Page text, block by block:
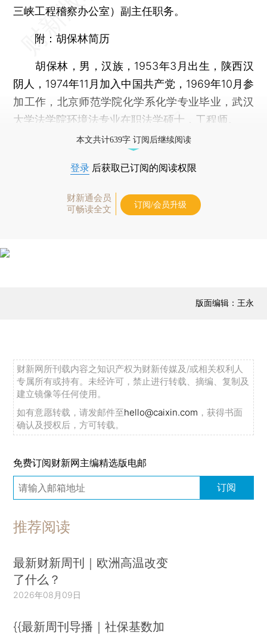
三峡工程稽察办公室）副主任职务。
附：胡保林简历
胡保林，男，汉族，1953年3月出生，陕西汉
阴人，1974年11月加入中国共产党，1969年10月参
加工作，北京师范学院化学系化学专业毕业，武汉
大学法学院环境法专业在职法学硕士，工程师。
本文共计639字 订阅后继续阅读
登录 后获取已订阅的阅读权限
财新通会员
可畅读全文
订阅/会员升级
版面编辑：王永
财新网所刊载内容之知识产权为财新传媒及/或相关权利人
专属所有或持有。未经许可，禁止进行转载、摘编、复制及
建立镜像等任何使用。
如有意愿转载，请发邮件至hello@caixin.com ，获得书面
确认及授权后，方可转载。
免费订阅财新网主编精选版电邮
订阅
推荐阅读
最新财新周刊｜欧洲高温改变
了什么？
2026年08月09日
{{最新周刊导播｜社保基数加